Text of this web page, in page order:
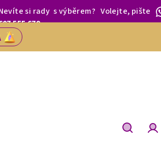
OD 1.BŘEZNA.
si rady s výběrem?Volejte, pište
555 679